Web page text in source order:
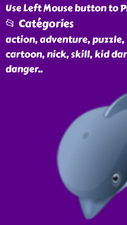
Use Left Mouse button to
📂 Catégories
action, adventure,
cartoon, nick, skill, kid
danger..